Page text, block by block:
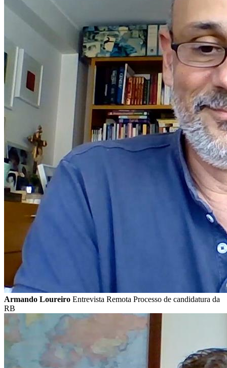
Armando Loureiro Entrevista Remota Processo de candidatura da
RB